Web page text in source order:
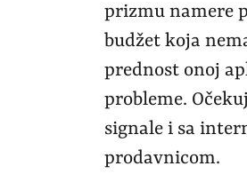
prizmu namere
budžet koja
prednost onoj
probleme.
signale i sa
prodavnicom.